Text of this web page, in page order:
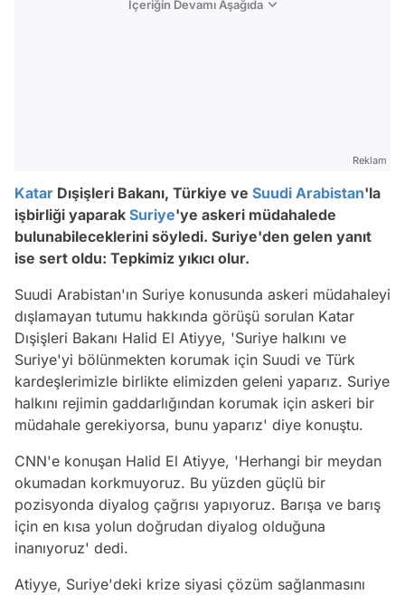
İçeriğin Devamı Aşağıda
Reklam
Katar Dışişleri Bakanı, Türkiye ve Suudi Arabistan'la
işbirliği yaparak Suriye'ye askeri müdahalede
bulunabileceklerini söyledi. Suriye'den gelen yanıt
ise sert oldu: Tepkimiz yıkıcı olur.
Suudi Arabistan'ın Suriye konusunda askeri müdahaleyi
dışlamayan tutumu hakkında görüşü sorulan Katar
Dışişleri Bakanı Halid El Atiyye, 'Suriye halkını ve
Suriye'yi bölünmekten korumak için Suudi ve Türk
kardeşlerimizle birlikte elimizden geleni yaparız. Suriye
halkını rejimin gaddarlığından korumak için askeri bir
müdahale gerekiyorsa, bunu yaparız' diye konuştu.
CNN'e konuşan Halid El Atiyye, 'Herhangi bir meydan
okumadan korkmuyoruz. Bu yüzden güçlü bir
pozisyonda diyalog çağrısı yapıyoruz. Barışa ve barış
için en kısa yolun doğrudan diyalog olduğuna
inanıyoruz' dedi.
Atiyye, Suriye'deki krize siyasi çözüm sağlanmasını